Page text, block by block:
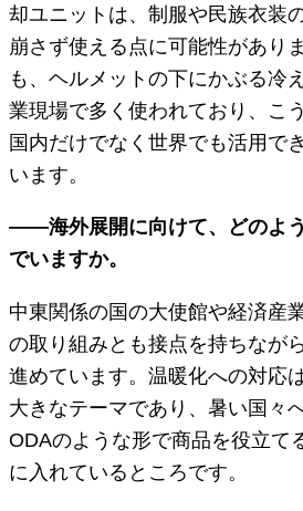
却ユニットは、制服や民族衣装
崩さず使える点に可能性があり
も、ヘルメットの下にかぶる冷
業現場で多く使われており、こ
国内だけでなく世界でも活用で
います。
――海外展開に向けて、どのよ
でいますか。
中東関係の国の大使館や経済産
の取り組みとも接点を持ちなが
進めています。温暖化への対応
大きなテーマであり、暑い国々
ODAのような形で商品を役立て
に入れているところです。